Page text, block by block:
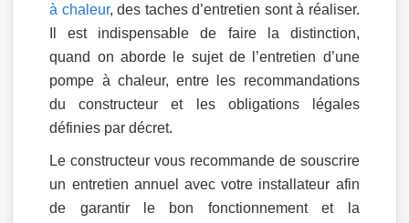
à chaleur, des taches d’entretien sont à réaliser.
Il est indispensable de faire la distinction,
quand on aborde le sujet de l’entretien d’une
pompe à chaleur, entre les recommandations
du constructeur et les obligations légales
définies par décret.
Le constructeur vous recommande de souscrire
un entretien annuel avec votre installateur afin
de garantir le bon fonctionnement et la